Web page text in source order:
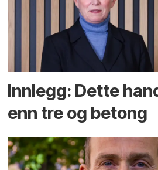
Innlegg: Dette
enn tre og betong